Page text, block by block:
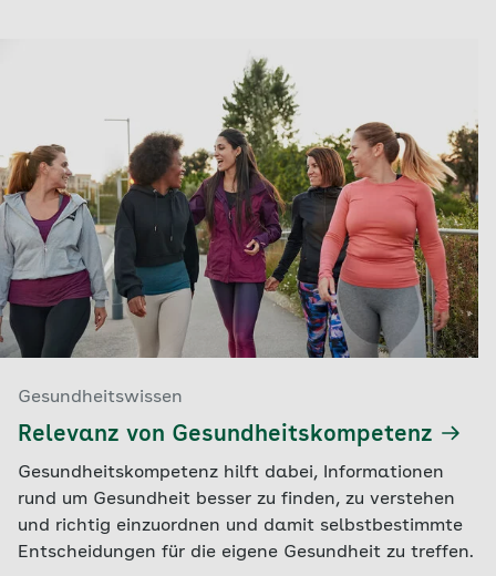
Gesundheitswissen
Relevanz von Gesundheitskompetenz
Gesundheitskompetenz hilft dabei, Informationen
rund um Gesundheit besser zu finden, zu verstehen
und richtig einzuordnen und damit selbstbestimmte
Entscheidungen für die eigene Gesundheit zu treffen.